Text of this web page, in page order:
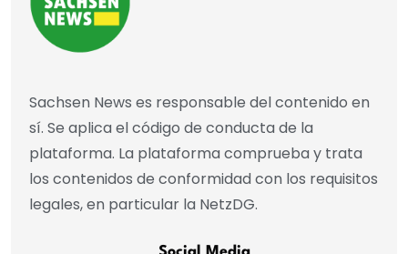
Sachsen News es responsable del contenido en
sí. Se aplica el código de conducta de la
plataforma. La plataforma comprueba y trata
los contenidos de conformidad con los requisitos
legales, en particular la NetzDG.